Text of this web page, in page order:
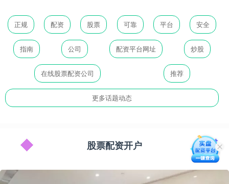
正规 配资 股票 可靠 平台 安全
指南 公司 配资平台网址 炒股
在线股票配资公司 推荐
更多话题动态
股票配资开户